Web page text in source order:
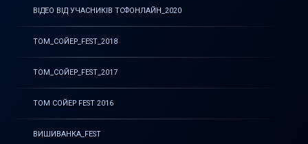
ВІДЕО ВІД УЧАСНИКІВ ТСФОНЛАЙН_2020
ТОМ_СОЙЕР_FEST_2018
ТОМ_СОЙЕР_FEST_2017
ТОМ СОЙЕР FEST 2016
ВИШИВАНКА_FEST